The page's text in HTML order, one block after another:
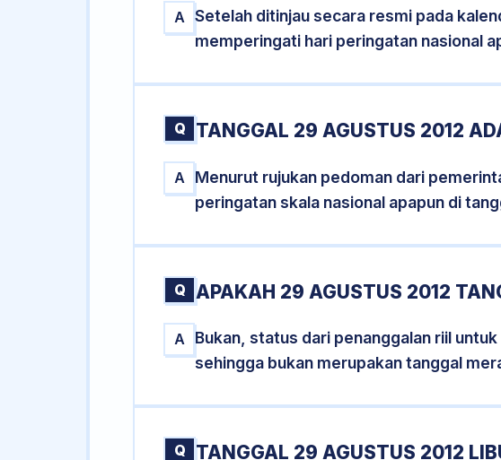
A Setelah ditinjau secara resmi pada
memperingati hari peringatan nasional
Q TANGGAL 29 AGUSTUS 2012
A
Menurut rujukan pedoman dari
peringatan skala nasional apapun di
Q APAKAH 29 AGUSTUS 2012
A
Bukan, status dari penanggalan riil
sehingga bukan merupakan tanggal
Q TANGGAL 29 AGUSTUS 2012